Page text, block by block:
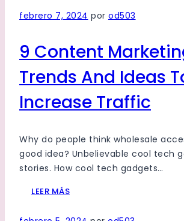
febrero 7, 2024 por od503
9 Content
Trends And Ideas
Increase Traffic
Why do people think wholesale
good idea? Unbelievable cool tech
stories. How cool tech gadgets…
LEER MÁS